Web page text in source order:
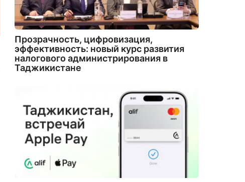
Прозрачность, цифровизация,
эффективность: новый курс развития
налогового администрирования в
Таджикистане